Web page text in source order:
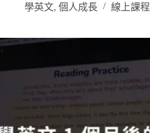
學英文, 個人成長 線上課程